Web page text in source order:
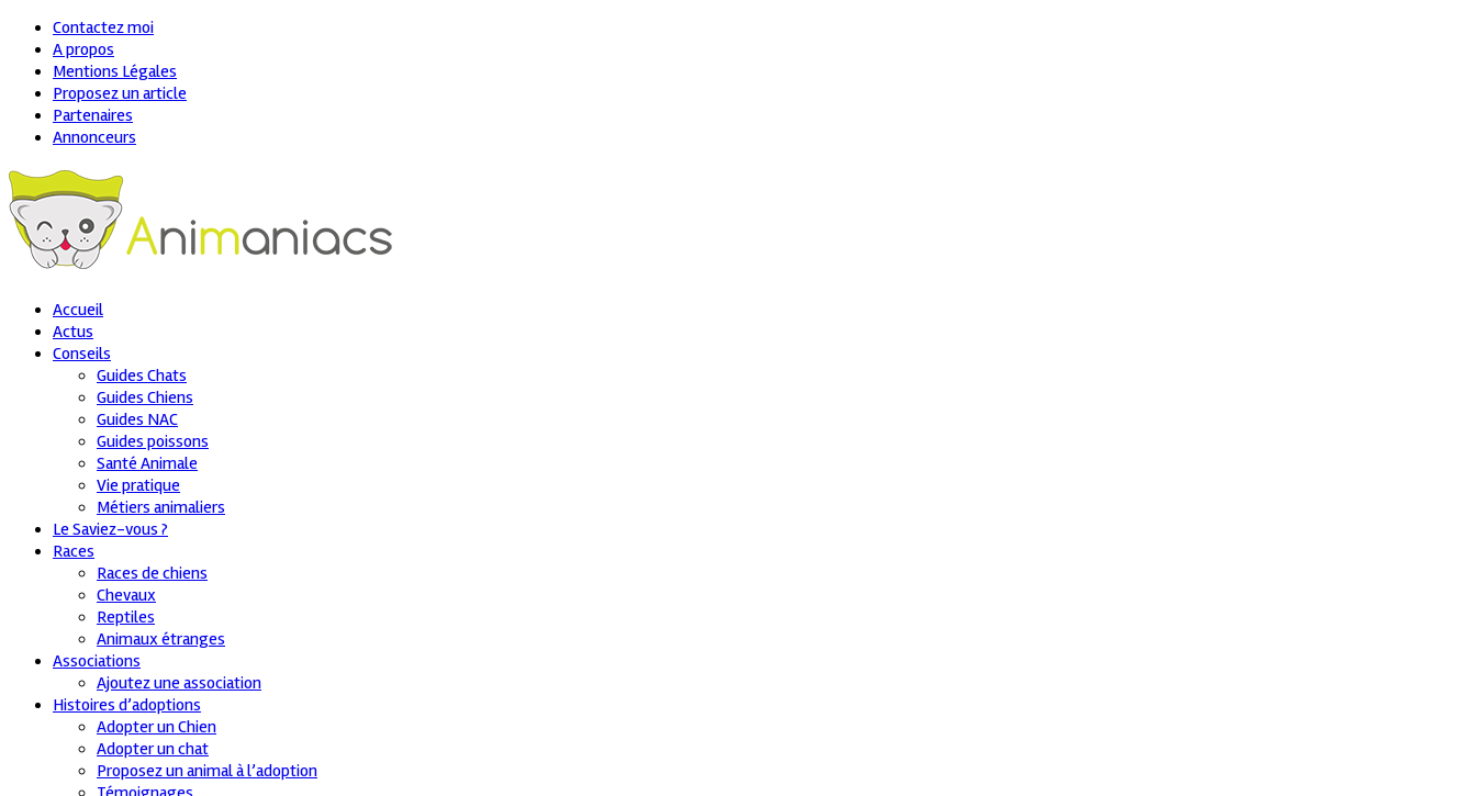
Contactez moi
A propos
Mentions Légales
Proposez un article
Partenaires
Annonceurs
Accueil
Actus
Conseils
Guides Chats
Guides Chiens
Guides NAC
Guides poissons
Santé Animale
Vie pratique
Métiers animaliers
Le Saviez-vous ?
Races
Races de chiens
Chevaux
Reptiles
Animaux étranges
Associations
Ajoutez une association
Histoires d’adoptions
Adopter un Chien
Adopter un chat
Proposez un animal à l’adoption